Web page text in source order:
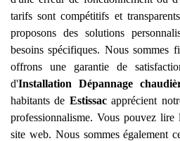
tarifs sont compétitifs et
proposons des solutions
besoins spécifiques. Nous sommes
offrons une garantie de
d'Installation Dépannage
habitants de Estissacapprécient
professionnalisme. Vous pouvez lire
site web. Nous sommes également